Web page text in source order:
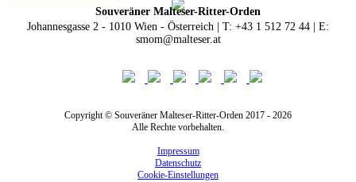
Souveräner Malteser-Ritter-Orden
Johannesgasse 2 - 1010 Wien - Österreich | T: +43 1 512 72 44 | E:
smom@malteser.at
Copyright © Souveräner Malteser-Ritter-Orden 2017 - 2026
Alle Rechte vorbehalten.
Impressum
Datenschutz
Cookie-Einstellungen